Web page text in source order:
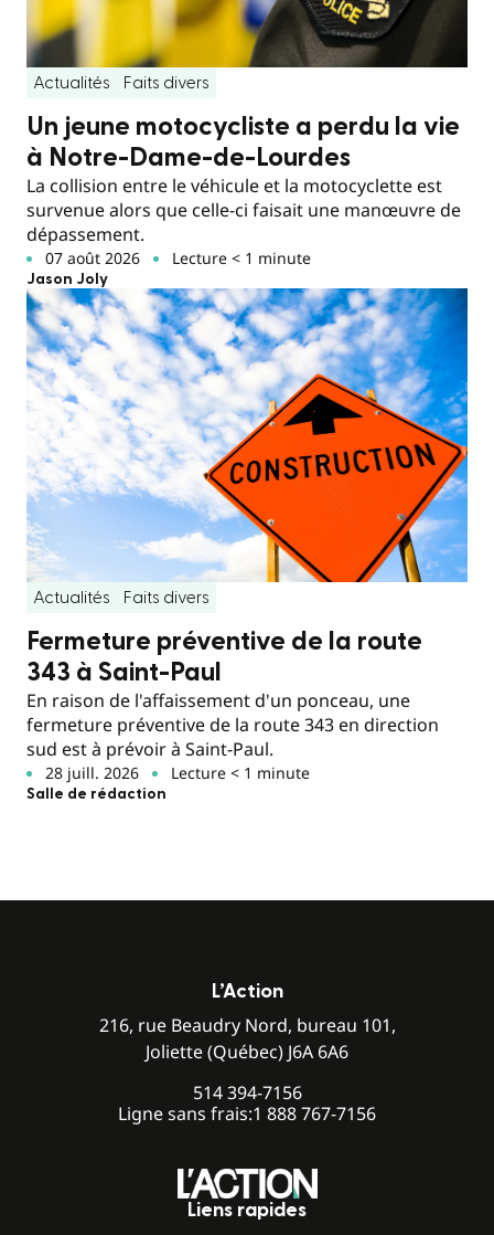
Actualités Faits divers
Un jeune motocycliste a perdu la vie
à Notre-Dame-de-Lourdes
La collision entre le véhicule et la motocyclette est
survenue alors que celle-ci faisait une manœuvre de
dépassement.
07 août 2026 Lecture < 1 minute
Jason Joly
Actualités Faits divers
Fermeture préventive de la route
343 à Saint-Paul
En raison de l'affaissement d'un ponceau, une
fermeture préventive de la route 343 en direction
sud est à prévoir à Saint-Paul.
28 juill. 2026 Lecture < 1 minute
Salle de rédaction
L’Action
216, rue Beaudry Nord, bureau 101,
Joliette (Québec) J6A 6A6
514 394-7156
Ligne sans frais:1 888 767-7156
Liens rapides